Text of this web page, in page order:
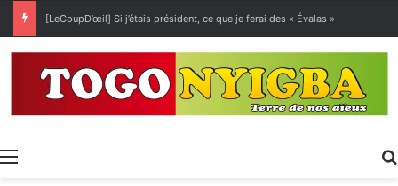
[LeCoupD’œil] Si j’étais président, ce que je ferai des « Évalas »
Menu